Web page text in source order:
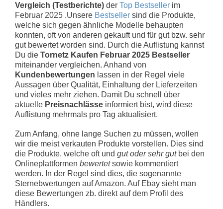
Vergleich (Testberichte) der Top Bestseller im
Februar 2025 .Unsere Bestseller sind die Produkte,
welche sich gegen ähnliche Modelle behaupten
konnten, oft von anderen gekauft und für gut bzw. sehr
gut bewertet worden sind. Durch die Auflistung kannst
Du die Tornetz Kaufen Februar 2025 Bestseller
miteinander vergleichen. Anhand von
Kundenbewertungen lassen in der Regel viele
Aussagen über Qualität, Einhaltung der Lieferzeiten
und vieles mehr ziehen. Damit Du schnell über
aktuelle Preisnachlässe informiert bist, wird diese
Auflistung mehrmals pro Tag aktualisiert.
Zum Anfang, ohne lange Suchen zu müssen, wollen
wir die meist verkauten Produkte vorstellen. Dies sind
die Produkte, welche oft und gut oder sehr gutbei den
Onlineplattformen bewertetsowie kommentiert
werden. In der Regel sind dies, die sogenannte
Sternebwertungen auf Amazon. Auf Ebay sieht man
diese Bewertungen zb. direkt auf dem Profil des
Händlers.